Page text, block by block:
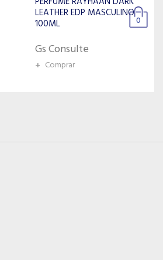
NASHAMA CAPRICE EDP
MASCULINO 100ML
Gs Consulte
+ Comprar
0